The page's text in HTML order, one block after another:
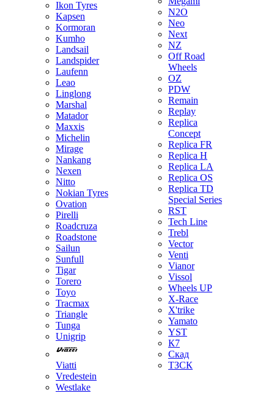
Ikon Tyres
Kapsen
Kormoran
Kumho
Landsail
Landspider
Laufenn
Leao
Linglong
Marshal
Matador
Maxxis
Michelin
Mirage
Nankang
Nexen
Nitto
Nokian Tyres
Ovation
Pirelli
Roadcruza
Roadstone
Sailun
Sunfull
Tigar
Torero
Toyo
Tracmax
Triangle
Tunga
Unigrip
Viatti
Vredestein
Westlake
N2O
Neo
Next
NZ
Off Road
Wheels
OZ
PDW
Remain
Replay
Replica
Concept
Replica FR
Replica H
Replica LA
Replica OS
Replica TD
Special Series
RST
Tech Line
Trebl
Vector
Venti
Vianor
Vissol
Wheels UP
X-Race
X'trike
Yamato
YST
К7
Скад
ТЗСК